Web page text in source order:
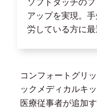
アップを実現。
労している方に
コンフォートグリ
ックメディカルキ
医療従事者が追加